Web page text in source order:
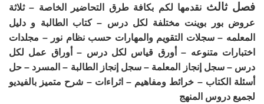
فصل ثالث نقدمها لكم بكافة طرق التحاضير الخاصة – ثلاثة
عروض بور بوينت مختلفة لكل درس – كتاب الطالبة و دليل
المعلمه – سجلات التقويم والمهارات حسب نظام نور – مجلدات
اختبارات متنوعه – أورق قياس لكل درس – أوراق عمل لكل
درس – سجل إنجاز المعلمة – سجل إنجاز الطالبة – المسرد – حل
أسئلة الكتاب – خرائط ومفاهيم – اثراءات – شرح متميز بالفيديو
لجميع دروس المنهج